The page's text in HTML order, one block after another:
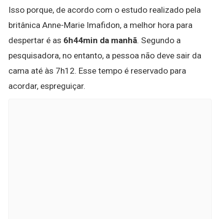
Isso porque, de acordo com o estudo realizado pela
britânica Anne-Marie Imafidon, a melhor hora para
despertar é as 6h44min da manhã. Segundo a
pesquisadora, no entanto, a pessoa não deve sair da
cama até às 7h12. Esse tempo é reservado para
acordar, espreguiçar.